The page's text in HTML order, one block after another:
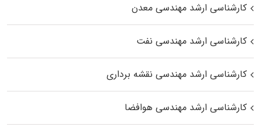
کارشناسی ارشد مهندسی معدن
کارشناسی ارشد مهندسی نفت
کارشناسی ارشد مهندسی نقشه برداری
کارشناسی ارشد مهندسی هوافضا